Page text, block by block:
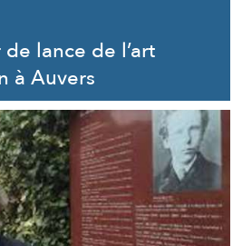
de lance de l’art
à Auvers